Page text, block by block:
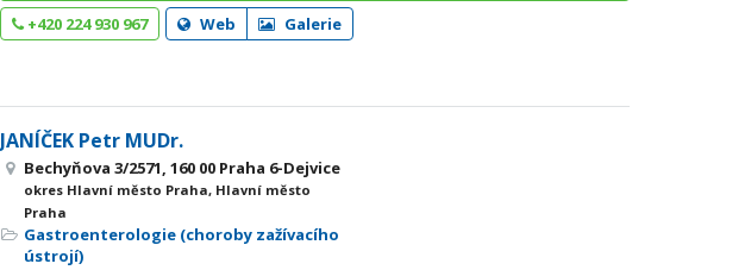
+420 224 930 967 Web Galerie
JANÍČEK Petr MUDr.
Bechyňova 3/2571, 160 00 Praha 6-Dejvice
okres Hlavní město Praha, Hlavní město
Praha
Gastroenterologie (choroby zažívacího
ústrojí)